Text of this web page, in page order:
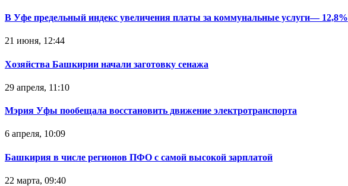
В Уфе предельный индекс увеличения платы за коммунальные услуги— 12,8%
21 июня, 12:44
Хозяйства Башкирии начали заготовку сенажа
29 апреля, 11:10
Мэрия Уфы пообещала восстановить движение электротранспорта
6 апреля, 10:09
Башкирия в числе регионов ПФО с самой высокой зарплатой
22 марта, 09:40